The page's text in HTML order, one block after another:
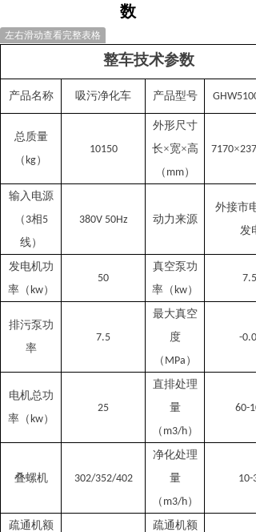
数
左右滑动查看完整表格
整车技术参数
产品名称 吸污净化车 产品型号
总质量
（kg）
10150
外形尺寸
长×宽×高
（ mm）
7170×2370
输入电源
（ 3相 5
线）
380V 50Hz 动力来源
外接市电
发电
发电机功
率（kw）
50
真空泵功
率（kw）
7.5
排污泵功
率
7.5
最大真空
度
（ MPa ）
-0.09
电机总功
率（kw）
25
直排处理
量
（ m3/h）
60-
叠螺机 302/352/402
净化处理
量
（ m3/h）
10-
疏通机额
疏通机额